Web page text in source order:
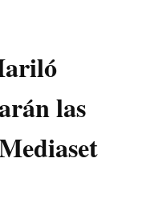
las